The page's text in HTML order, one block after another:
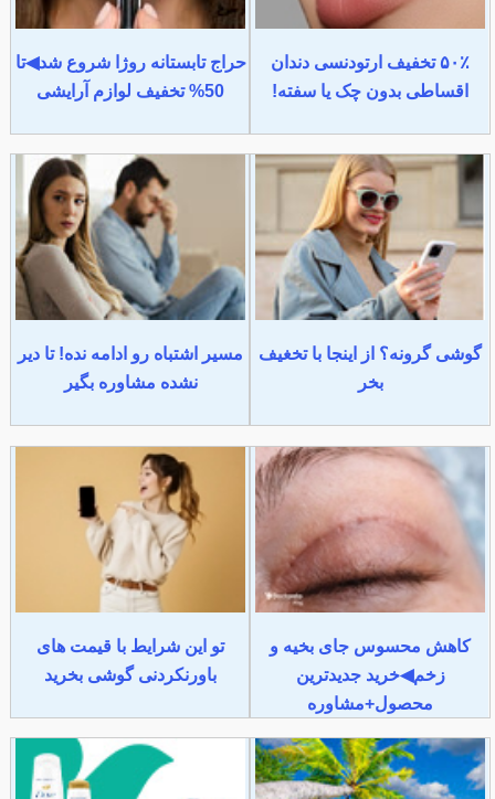
۵۰٪ تخفیف ارتودنسی دندان
اقساطی بدون چک یا سفته!
حراج تابستانه روژا شروع شد◀تا
50% تخفیف لوازم آرایشی
گوشی گرونه؟ از اینجا با تخغیف
بخر
مسیر اشتباه رو ادامه نده! تا دیر
نشده مشاوره بگیر
کاهش محسوس جای بخیه و
زخم◀خرید جدیدترین
محصول+مشاوره
تو این شرایط با قیمت های
باورنکردنی گوشی بخرید